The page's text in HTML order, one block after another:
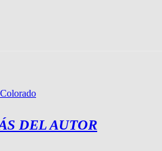
DEL AUTOR